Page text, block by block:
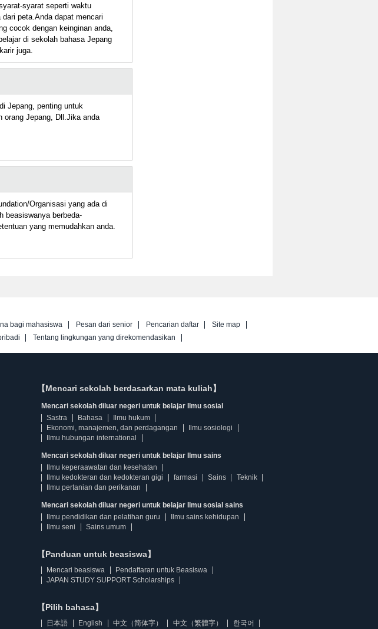
syarat seperti waktu
peta.Anda dapat mencari
cocok dengan keinginan anda,
di sekolah bahasa Jepang
juga.
Jepang, penting untuk
orang Jepang, Dll.Jika anda
Organisasi yang ada di
beasiswanya berbeda-
yang memudahkan anda.
bagi mahasiswa Pesan dari senior Pencarian daftar
Site map
Tentang lingkungan yang direkomendasikan
【Mencari sekolah berdasarkan mata kuliah】
Mencari sekolah diluar negeri untuk belajar Ilmu sosial
Sastra
Bahasa
Ilmu hukum
Ekonomi, manajemen, dan perdagangan
Ilmu sosiologi
Ilmu hubungan international
Mencari sekolah diluar negeri untuk belajar Ilmu sains
Ilmu keperaawatan dan kesehatan
Ilmu kedokteran dan kedokteran gigi
farmasi Sains
Teknik
Ilmu pertanian dan perikanan
Mencari sekolah diluar negeri untuk belajar Ilmu sosial sains
Ilmu pendidikan dan pelatihan guru
Ilmu sains kehidupan
Ilmu seni
Sains umum
【Panduan untuk beasiswa】
Mencari beasiswa
Pendaftaran untuk Beasiswa
JAPAN STUDY SUPPORT Scholarships
【Pilih bahasa】
日本語 English 中文（简体字） 中文（繁體字）
한국어